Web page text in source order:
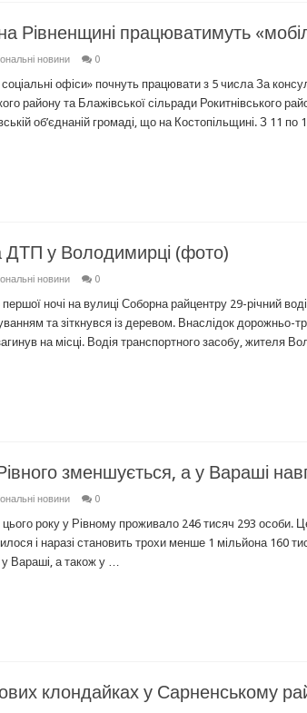
Рівненщині працюватимуть
новини 0
соціальні офіси» почнуть працювати з 5 числа За
району та Блажівської сільради Рокитнівського
об’єднаній громаді, що на Костопільщині. З 11 по
ДТП у Володимирці (фото)
новини 0
ночі на вулиці Соборна райцентру 29-річний
та зіткнувся із деревом. Внаслідок
на місці. Водія транспортного засобу, жителя
зменшується, а у Вараші
новини 0
цього року у Рівному проживало 246 тисяч 293 особи.
і наразі становить трохи менше 1 мільйона 160
Вараші, а також у …
клондайках у Сарненському